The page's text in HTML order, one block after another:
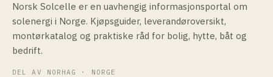
Norsk Solcelle er en uavhengig informasjonsportal om
solenergi i Norge. Kjøpsguider, leverandøroversikt,
montørkatalog og praktiske råd for bolig, hytte, båt og
bedrift.
DEL AV NORHAG · NORGE